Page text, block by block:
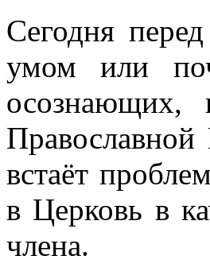
Сегодня
умом или
осознающих,
встаёт
в Церковь в
члена.